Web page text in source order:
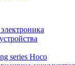
series Hoco